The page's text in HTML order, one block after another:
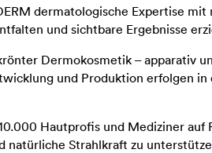
dermatologische Expertise
und sichtbare Ergebnisse
Dermokosmetik – apparativ
und Produktion erfolgen
Hautprofis und Mediziner auf
natürliche Strahlkraft zu